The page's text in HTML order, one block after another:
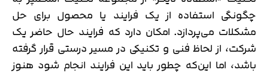
چگونگی استفاده از یک فرایند یا محصول برای حل
مشکلات می‌پردازد. امکان دارد که فرایند حال حاضر یک
شرکت، از لحاظ فنی و تکنیکی در مسیر درستی قرار گرفته
باشد، اما این‌که چطور باید این فرایند انجام شود هنوز